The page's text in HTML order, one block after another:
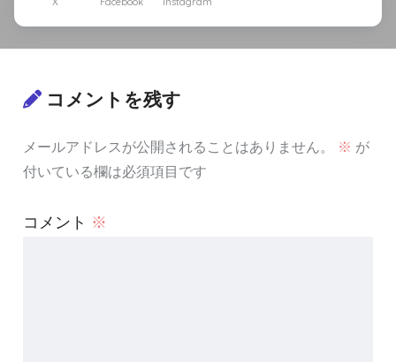
コメントを残す
メールアドレスが公開されることはありません。 ※ が
付いている欄は必須項目です
コメント ※